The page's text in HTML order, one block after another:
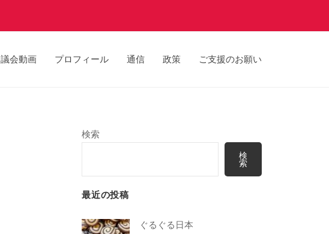
議会動画 プロフィール 通信 政策 ご支援のお願い
検索
検
索
最近の投稿
ぐるぐる日本